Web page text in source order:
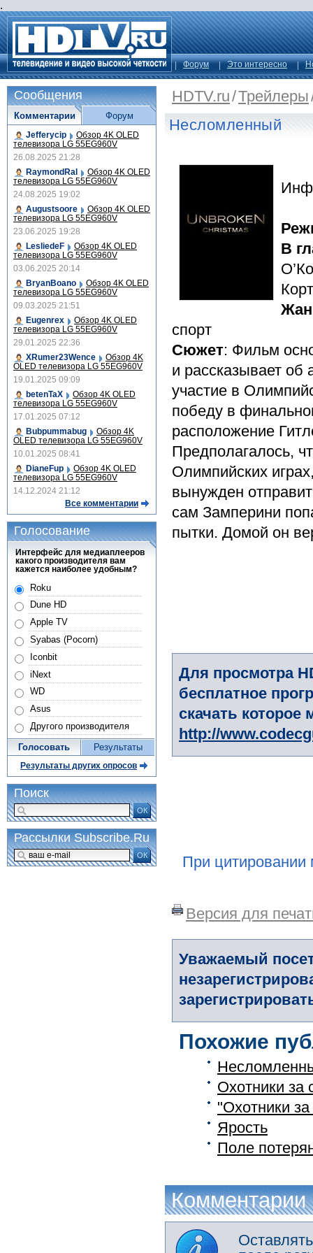
.
Форум Это интересно
HDTV.ru/Трейлеры
Несломленный
В
спорт
Сюжет: Фильм
и рассказывает
участие в
победу в
расположение
Предполагалось,
Олимпийских
вынужден
сам Замперини
пытки. Домой он
Для просмотра
бесплатное
скачать
http://
При цитировании
Версия для
Уважаемый
Похожие
Охотники за
"Охотники
Ярость
Поле
Комментарии
Сообщения
Комментарии
Jefferycip Обзор 4K OLED
телевизора LG 55EG960V
26.08.2025 21:28
RaymondRal
Обзор 4K OLED
телевизора LG 55EG960V
24.08.2025 19:02
Augustsoore
Обзор 4K OLED
телевизора LG 55EG960V
23.06.2025 19:28
LesliedeF
Обзор 4K OLED
телевизора LG 55EG960V
03.06.2025 20:14
BryanBoano
Обзор 4K OLED
телевизора LG 55EG960V
09.03.2025 21:51
Eugenrex
Обзор 4K OLED
телевизора LG 55EG960V
29.01.2025 22:36
XRumer23Wence
Обзор 4K
OLED телевизора LG 55EG960V
19.01.2025 09:09
betenTaX
Обзор 4K OLED
телевизора LG 55EG960V
17.01.2025 07:12
Bubpummabug
Обзор 4K
OLED телевизора LG 55EG960V
10.01.2025 08:41
DianeFup
Обзор 4K OLED
телевизора LG 55EG960V
14.12.2024 21:12
Все комментарии
Форум
Голосование
Интерфейс для медиаплееров
какого производителя вам
кажется наиболее удобным?
Roku
Dune HD
Apple TV
Syabas (Pocorn)
Iconbit
iNext
WD
Asus
Другого производителя
Голосовать Результаты
Результаты других опросов
Поиск
ОК
Рассылки Subscribe.Ru
ОК